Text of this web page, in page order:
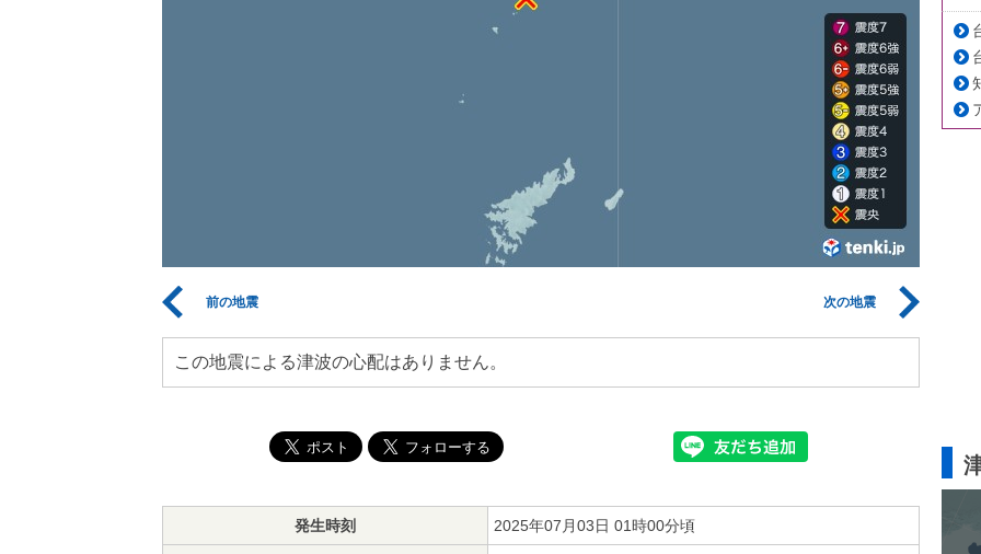
前の地震 次の地震
この地震による津波の心配はありません。
発生時刻 2025年07月03日 01時00分頃